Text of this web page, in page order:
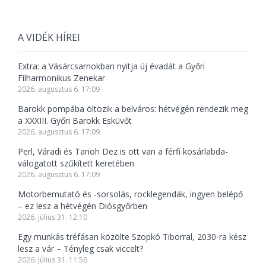
A VIDÉK HÍREI
Extra: a Vásárcsarnokban nyitja új évadát a Győri
Filharmonikus Zenekar
2026. augusztus 6. 17:09
Barokk pompába öltözik a belváros: hétvégén rendezik meg
a XXXIII. Győri Barokk Esküvőt
2026. augusztus 6. 17:09
Perl, Váradi és Tanoh Dez is ott van a férfi kosárlabda-
válogatott szűkített keretében
2026. augusztus 6. 17:09
Motorbemutató és -sorsolás, rocklegendák, ingyen belépő
– ez lesz a hétvégén Diósgyőrben
2026. július 31. 12:10
Egy munkás tréfásan közölte Szopkó Tiborral, 2030-ra kész
lesz a vár – Tényleg csak viccelt?
2026. július 31. 11:56